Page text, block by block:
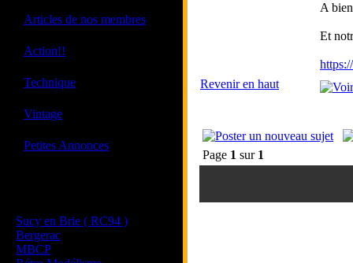
Articles de nos membres
Action!!
Technique
Vintage
Petites Annonces
Sucy en Brie ( RC94 )
Bergerac
MBCP
A
Et
Revenir en haut
Page 1 sur 1